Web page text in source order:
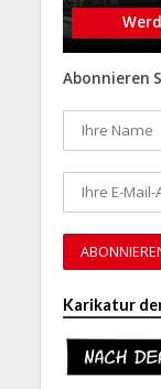
Abonnieren
Karikatur